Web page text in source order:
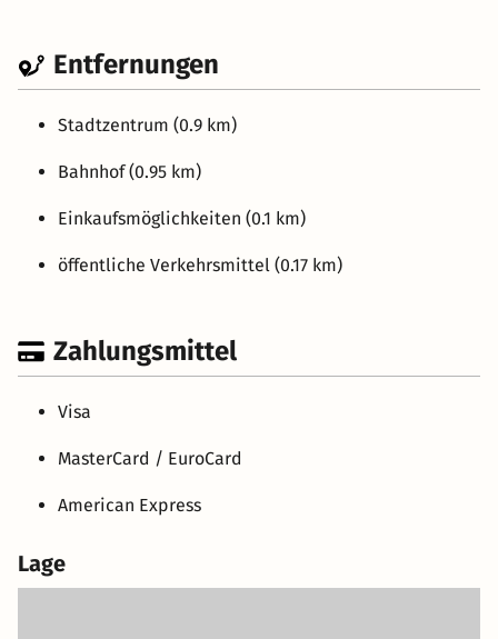
Entfernungen
Stadtzentrum (0.9 km)
Bahnhof (0.95 km)
Einkaufsmöglichkeiten (0.1 km)
öffentliche Verkehrsmittel (0.17 km)
Zahlungsmittel
Visa
MasterCard / EuroCard
American Express
Lage